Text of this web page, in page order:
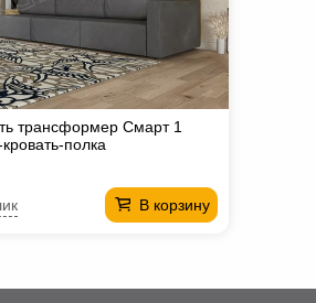
трансформер Смарт 1
полка
В корзину